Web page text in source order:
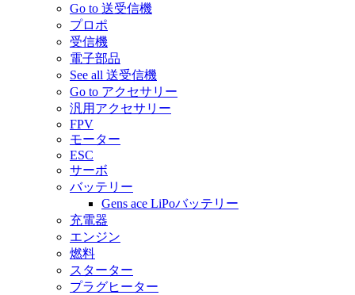
Go to 送受信機
プロポ
受信機
電子部品
See all 送受信機
Go to アクセサリー
汎用アクセサリー
FPV
モーター
ESC
サーボ
バッテリー
Gens ace LiPoバッテリー
充電器
エンジン
燃料
スターター
プラグヒーター